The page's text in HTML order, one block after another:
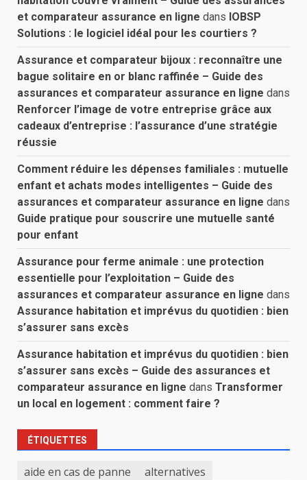
et comparateur assurance en ligne dans IOBSP
Solutions : le logiciel idéal pour les courtiers ?
Assurance et comparateur bijoux : reconnaître une
bague solitaire en or blanc raffinée – Guide des
assurances et comparateur assurance en ligne dans
Renforcer l’image de votre entreprise grâce aux
cadeaux d’entreprise : l’assurance d’une stratégie
réussie
Comment réduire les dépenses familiales : mutuelle
enfant et achats modes intelligentes – Guide des
assurances et comparateur assurance en ligne dans
Guide pratique pour souscrire une mutuelle santé
pour enfant
Assurance pour ferme animale : une protection
essentielle pour l’exploitation – Guide des
assurances et comparateur assurance en ligne dans
Assurance habitation et imprévus du quotidien : bien
s’assurer sans excès
Assurance habitation et imprévus du quotidien : bien
s’assurer sans excès – Guide des assurances et
comparateur assurance en ligne dans Transformer
un local en logement : comment faire ?
ÉTIQUETTES
aide en cas de panne
alternatives